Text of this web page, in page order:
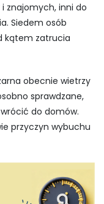
znajomych, inni do
Siedem osób
kątem zatrucia
obecnie wietrzy
sprawdzane,
do domów.
przyczyn wybuchu